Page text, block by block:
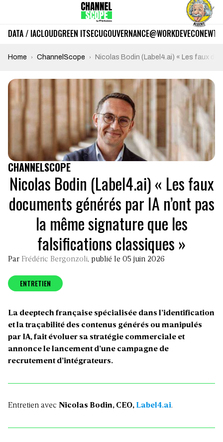
DATA / IACLOUDGREEN ITSECUGOUVERNANCE@WORKDEVECO
Home ChannelScope Nicolas Bodin (Label4.ai) « Les faux
CHANNELSCOPE
Nicolas Bodin (Label4.ai) « Les faux
documents générés par IA n’ont pas
la même signature que les
falsifications classiques »
Par Frédéric Bergonzoli, publié le 05 juin 2026
ENTRETIEN
La deeptech française spécialisée dans l’identification
et la traçabilité des contenus générés ou manipulés
par IA, fait évoluer sa stratégie commerciale et
annonce le lancement d’une campagne de
recrutement d’intégrateurs.
Entretien avec Nicolas Bodin, CEO, Label4.ai.